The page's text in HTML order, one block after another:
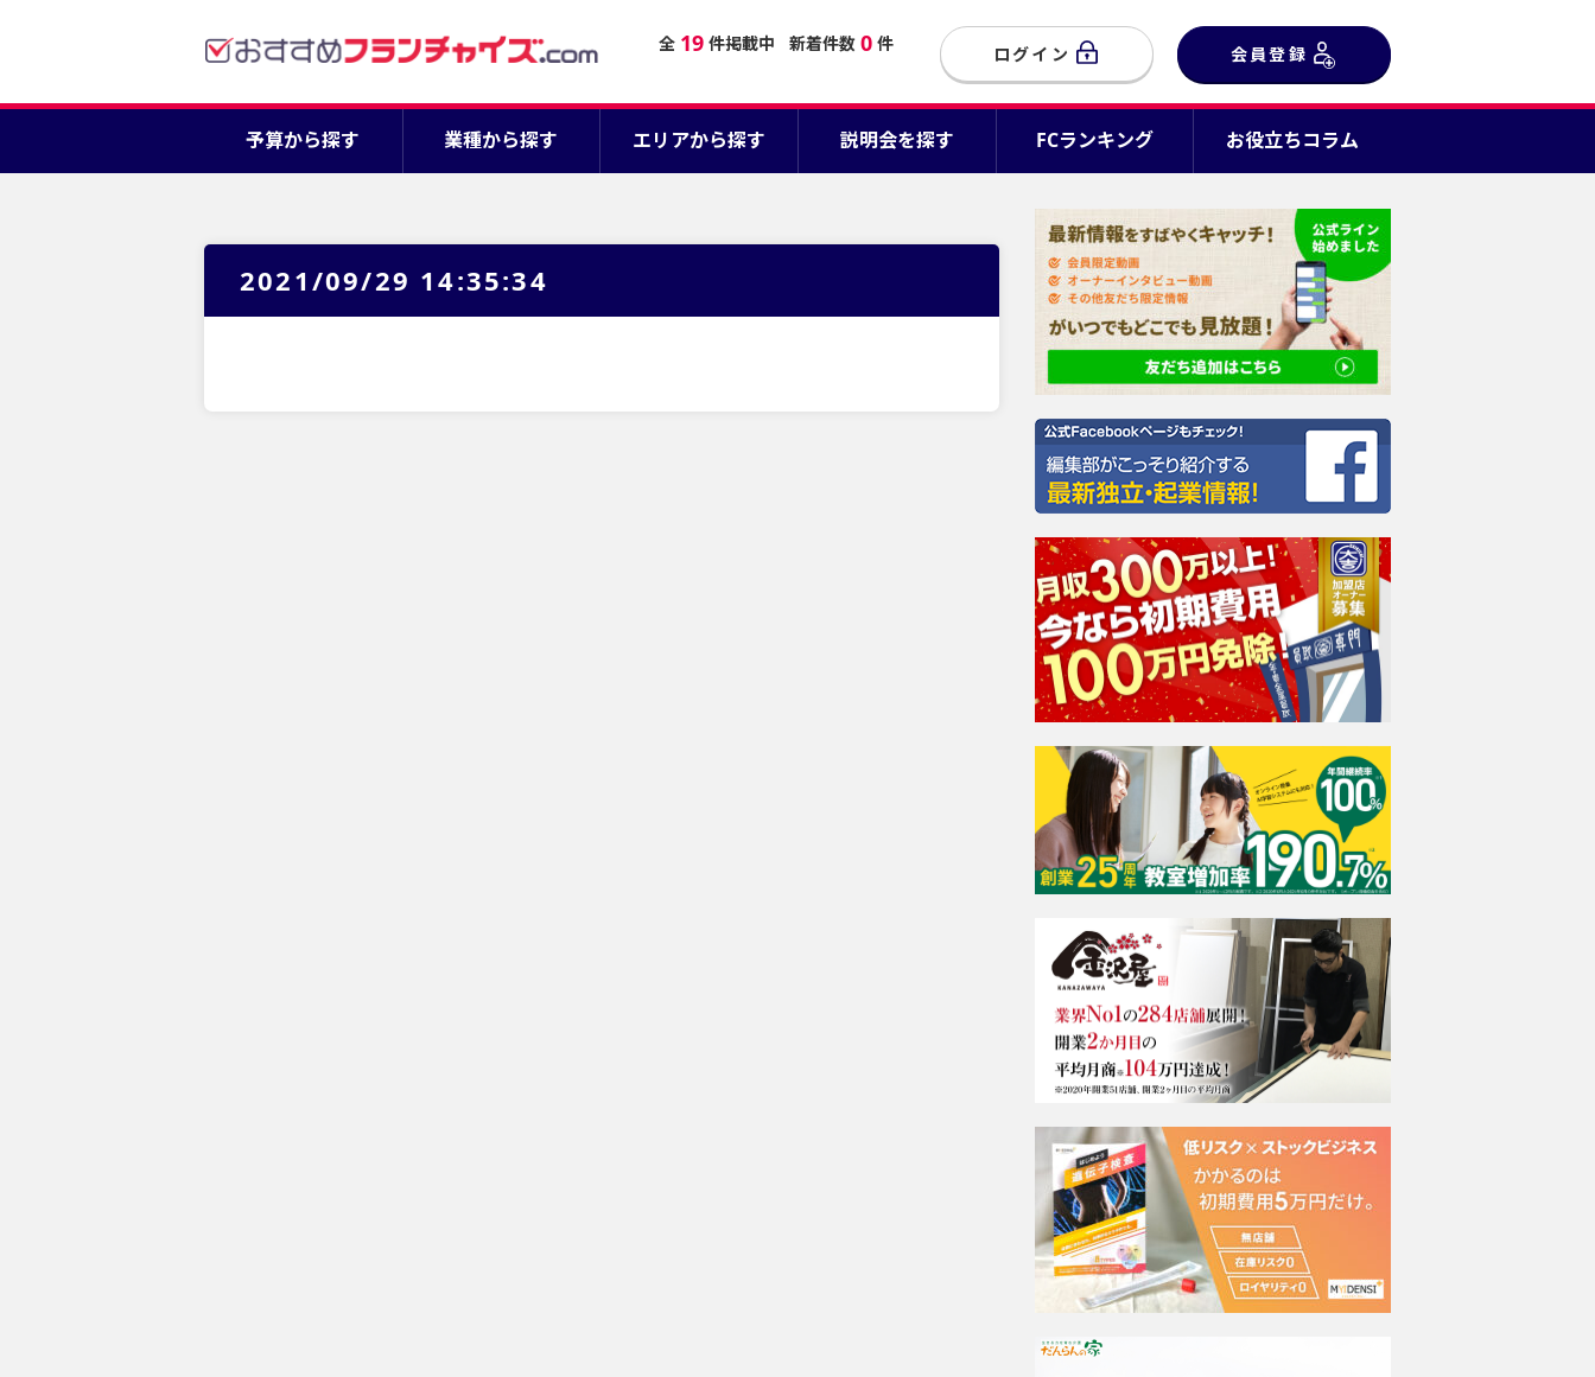
全 19 件掲載中 新着件数 0 件 ログイン 会員登録
予算から探す 業種から探す エリアから探す 説明会を探す FCランキング お役立ちコラム
2021/09/29 14:35:34